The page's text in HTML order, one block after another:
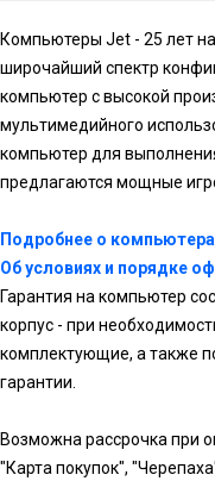
Компьютеры Jet - 25 лет
широчайший спектр
компьютер с высокой
мультимедийного
компьютер для
предлагаются мощные
Подробнее о
Об условиях и порядке
Гарантия на компьютер
корпус - при
комплектующие, а также
гарантии.
Возможна рассрочка при
"Карта покупок",